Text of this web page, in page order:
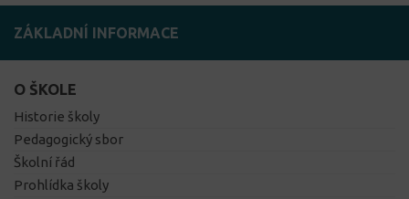
ZÁKLADNÍ INFORMACE
O ŠKOLE
Historie školy
Pedagogický sbor
Školní řád
Prohlídka školy